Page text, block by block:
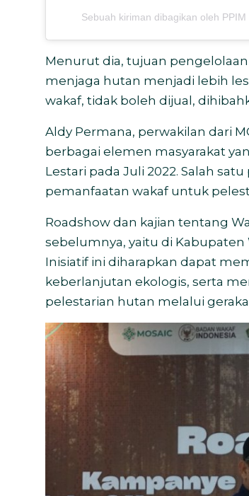
Sebuah kiriman dibagikan oleh
Menurut dia, tujuan
menjaga hutan menjadi lebih
wakaf, tidak boleh dijual,
Aldy Permana, perwakilan dari
berbagai elemen masyarakat
Lestari pada Juli 2022. Salah
pemanfaatan wakaf untuk
Roadshow dan kajian tentang
sebelumnya, yaitu di Kabupaten
Inisiatif ini diharapkan dapat
keberlanjutan ekologis, serta
pelestarian hutan melalui